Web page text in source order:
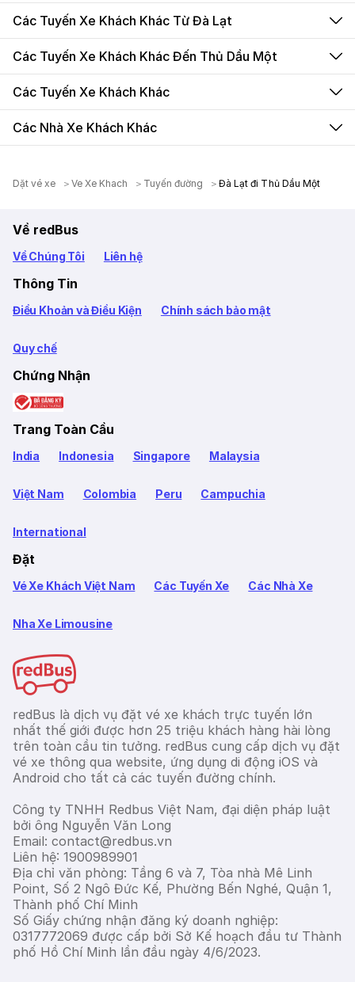
Các Tuyến Xe Khách Khác Từ Đà Lạt
Các Tuyến Xe Khách Khác Đến Thủ Dầu Một
Các Tuyến Xe Khách Khác
Các Nhà Xe Khách Khác
Dặt vé xe Ve Xe Khach Tuyến đường Đà Lạt đi Thủ Dầu Một
Về redBus
Về Chúng Tôi Liên hệ
Thông Tin
Điều Khoản và Điều Kiện Chính sách bảo mật
Quy chế
Chứng Nhận
Trang Toàn Cầu
India Indonesia Singapore Malaysia
Việt Nam Colombia Peru Campuchia
International
Đặt
Vé Xe Khách Việt Nam Các Tuyến Xe Các Nhà Xe
Nha Xe Limousine
redBus là dịch vụ đặt vé xe khách trực tuyến lớn
nhất thế giới được hơn 25 triệu khách hàng hài lòng
trên toàn cầu tin tưởng. redBus cung cấp dịch vụ đặt
vé xe thông qua website, ứng dụng di động iOS và
Android cho tất cả các tuyến đường chính.
Công ty TNHH Redbus Việt Nam, đại diện pháp luật
bởi ông Nguyễn Văn Long
Email: contact@redbus.vn
Liên hệ: 1900989901
Địa chỉ văn phòng: Tầng 6 và 7, Tòa nhà Mê Linh
Point, Số 2 Ngô Đức Kế, Phường Bến Nghé, Quận 1,
Thành phố Chí Minh
Số Giấy chứng nhận đăng ký doanh nghiệp:
0317772069 được cấp bởi Sở Kế hoạch đầu tư Thành
phố Hồ Chí Minh lần đầu ngày 4/6/2023.